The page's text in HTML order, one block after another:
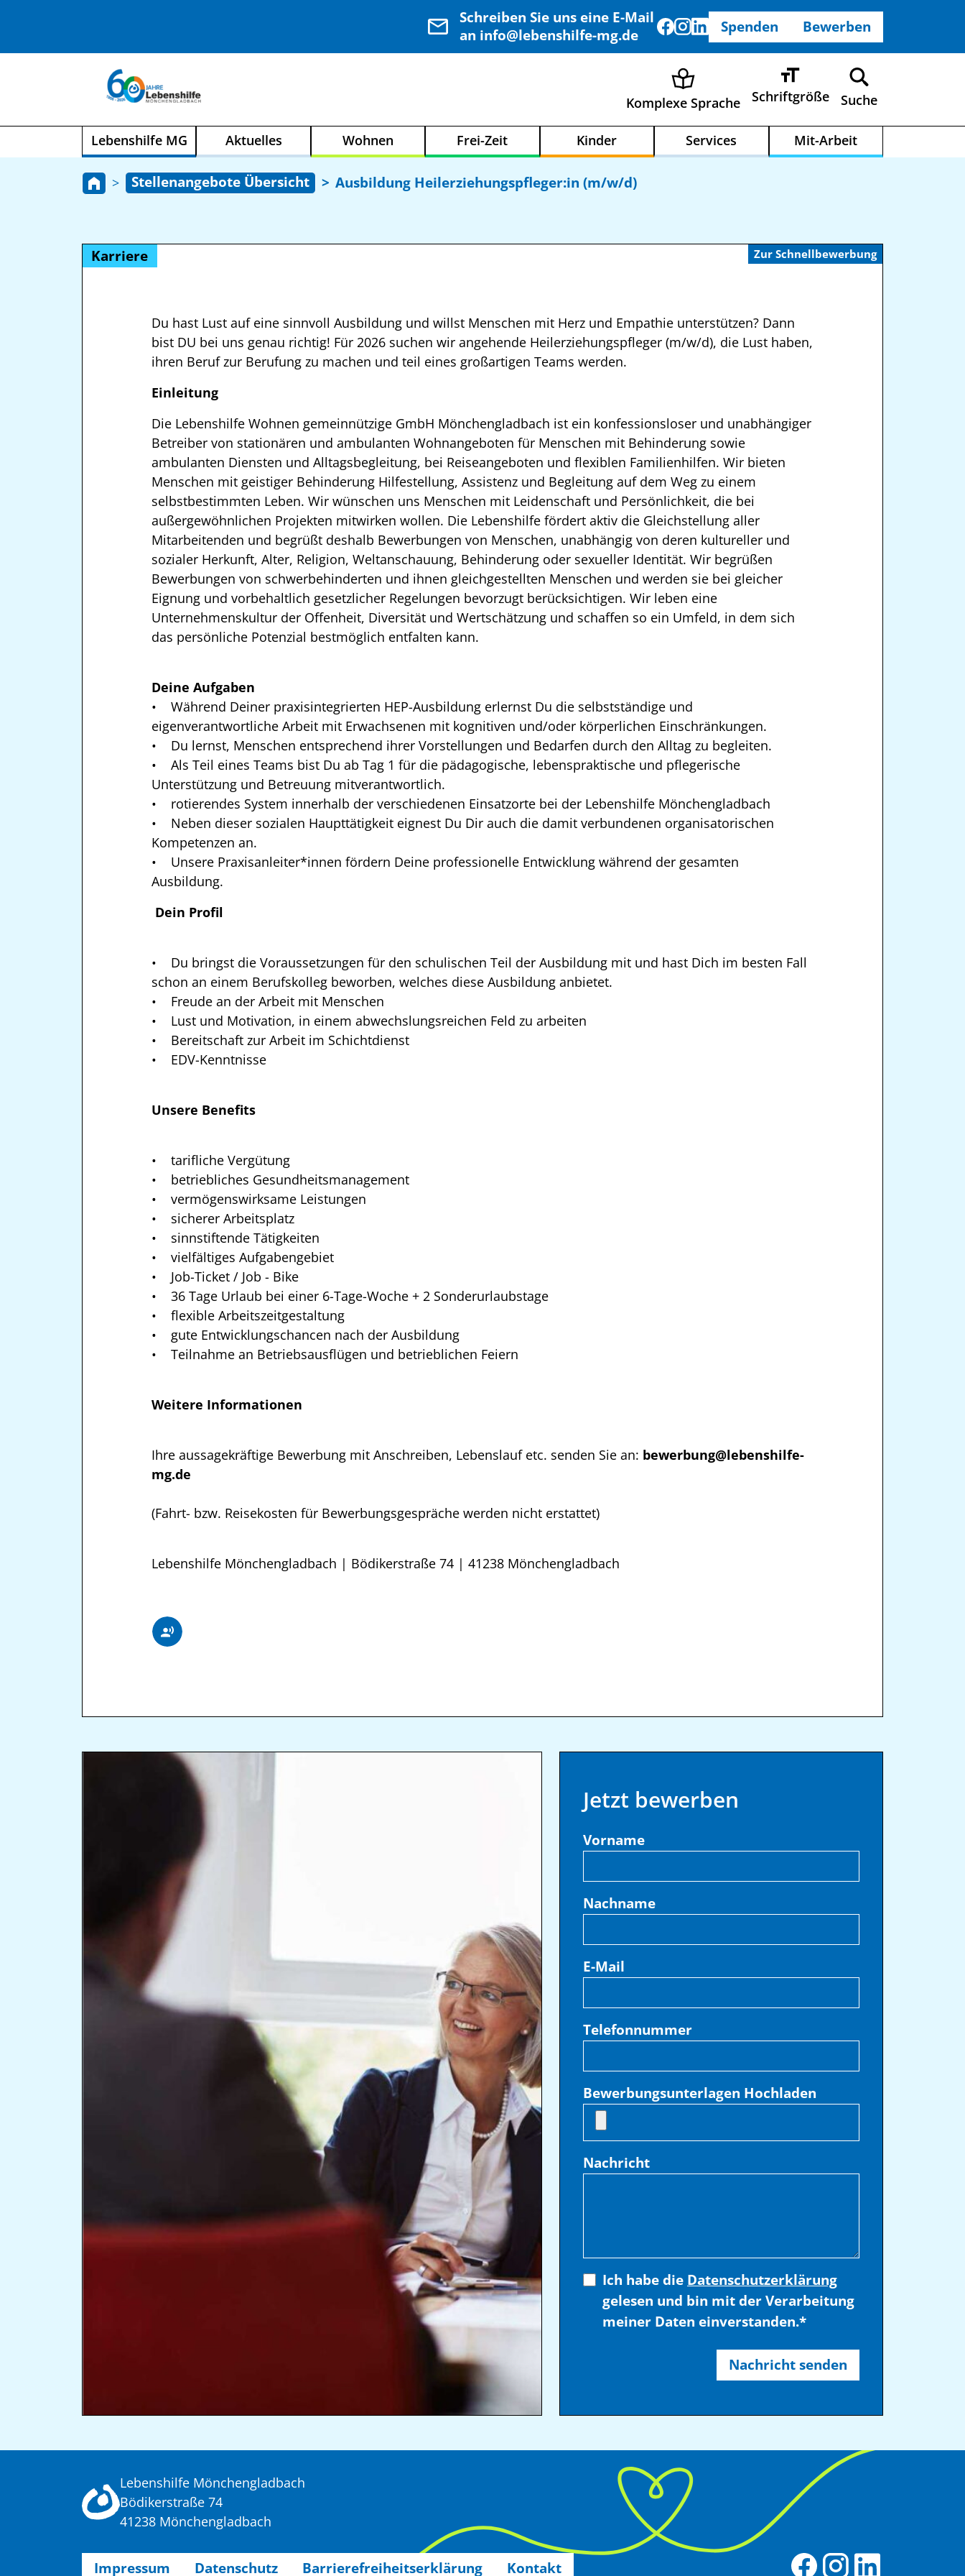
Schreiben Sie uns eine E-Mail
an info@lebenshilfe-mg.de
Spenden Bewerben
Komplexe Sprache Schriftgröße Suche
Lebenshilfe MG Aktuelles Wohnen Frei-Zeit Kinder Services Mit-Arbeit
Stellenangebote Übersicht Ausbildung Heilerziehungspfleger:in (m/w/d)
Karriere Zur Schnellbewerbung
Du hast Lust auf eine sinnvoll Ausbildung und willst Menschen mit Herz und Empathie unterstützen? Dann
bist DU bei uns genau richtig! Für 2026 suchen wir angehende Heilerziehungspfleger (m/w/d), die Lust haben,
ihren Beruf zur Berufung zu machen und teil eines großartigen Teams werden.
Einleitung
Die Lebenshilfe Wohnen gemeinnützige GmbH Mönchengladbach ist ein konfessionsloser und unabhängiger
Betreiber von stationären und ambulanten Wohnangeboten für Menschen mit Behinderung sowie
ambulanten Diensten und Alltagsbegleitung, bei Reiseangeboten und flexiblen Familienhilfen. Wir bieten
Menschen mit geistiger Behinderung Hilfestellung, Assistenz und Begleitung auf dem Weg zu einem
selbstbestimmten Leben. Wir wünschen uns Menschen mit Leidenschaft und Persönlichkeit, die bei
außergewöhnlichen Projekten mitwirken wollen. Die Lebenshilfe fördert aktiv die Gleichstellung aller
Mitarbeitenden und begrüßt deshalb Bewerbungen von Menschen, unabhängig von deren kultureller und
sozialer Herkunft, Alter, Religion, Weltanschauung, Behinderung oder sexueller Identität. Wir begrüßen
Bewerbungen von schwerbehinderten und ihnen gleichgestellten Menschen und werden sie bei gleicher
Eignung und vorbehaltlich gesetzlicher Regelungen bevorzugt berücksichtigen. Wir leben eine
Unternehmenskultur der Offenheit, Diversität und Wertschätzung und schaffen so ein Umfeld, in dem sich
das persönliche Potenzial bestmöglich entfalten kann.
Deine Aufgaben
• Während Deiner praxisintegrierten HEP-Ausbildung erlernst Du die selbstständige und
eigenverantwortliche Arbeit mit Erwachsenen mit kognitiven und/oder körperlichen Einschränkungen.
• Du lernst, Menschen entsprechend ihrer Vorstellungen und Bedarfen durch den Alltag zu begleiten.
• Als Teil eines Teams bist Du ab Tag 1 für die pädagogische, lebenspraktische und pflegerische
Unterstützung und Betreuung mitverantwortlich.
• rotierendes System innerhalb der verschiedenen Einsatzorte bei der Lebenshilfe Mönchengladbach
• Neben dieser sozialen Haupttätigkeit eignest Du Dir auch die damit verbundenen organisatorischen
Kompetenzen an.
• Unsere Praxisanleiter*innen fördern Deine professionelle Entwicklung während der gesamten
Ausbildung.
Dein Profil
• Du bringst die Voraussetzungen für den schulischen Teil der Ausbildung mit und hast Dich im besten Fall
schon an einem Berufskolleg beworben, welches diese Ausbildung anbietet.
• Freude an der Arbeit mit Menschen
• Lust und Motivation, in einem abwechslungsreichen Feld zu arbeiten
• Bereitschaft zur Arbeit im Schichtdienst
• EDV-Kenntnisse
Unsere Benefits
• tarifliche Vergütung
• betriebliches Gesundheitsmanagement
• vermögenswirksame Leistungen
• sicherer Arbeitsplatz
• sinnstiftende Tätigkeiten
• vielfältiges Aufgabengebiet
• Job-Ticket / Job - Bike
• 36 Tage Urlaub bei einer 6-Tage-Woche + 2 Sonderurlaubstage
• flexible Arbeitszeitgestaltung
• gute Entwicklungschancen nach der Ausbildung
• Teilnahme an Betriebsausflügen und betrieblichen Feiern
Weitere Informationen
Ihre aussagekräftige Bewerbung mit Anschreiben, Lebenslauf etc. senden Sie an: bewerbung@lebenshilfe-
mg.de
(Fahrt- bzw. Reisekosten für Bewerbungsgespräche werden nicht erstattet)
Lebenshilfe Mönchengladbach | Bödikerstraße 74 | 41238 Mönchengladbach
Jetzt bewerben
Vorname
Nachname
E-Mail
Telefonnummer
Bewerbungsunterlagen Hochladen
Nachricht
Ich habe die Datenschutzerklärung
gelesen und bin mit der Verarbeitung
meiner Daten einverstanden.*
Nachricht senden
Lebenshilfe Mönchengladbach
Bödikerstraße 74
41238 Mönchengladbach
Impressum Datenschutz Barrierefreiheitserklärung Kontakt